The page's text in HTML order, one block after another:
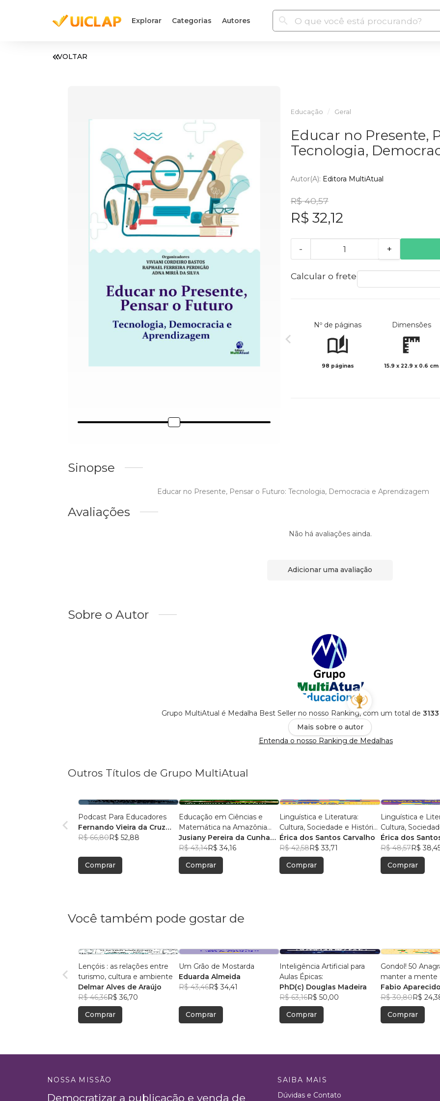
Explorar Categorias Autores
VOLTAR
Educação Geral
Educar no Presente,
Tecnologia,
Autor(a): Editora MultiAtual
R$ 40,57
R$ 32,12
- +
Calcular o frete
Nº de páginas
98 páginas
Dimensões
15.9 x 22.9 x 0.6 cm
Sinopse
Educar no Presente, Pensar o Futuro: Tecnologia, Democracia e Aprendizagem
Avaliações
Não há avaliações ainda.
Adicionar uma avaliação
Sobre o Autor
Grupo MultiAtual é Medalha Best Seller no nosso Ranking, com um total de
Mais sobre o autor
Entenda o nosso Ranking de Medalhas
Outros Títulos de Grupo MultiAtual
Podcast Para Educadores
Fernando Vieira da Cruz
(Fernandinho Cruz)
R$ 66,80R$ 52,88
Comprar
Educação em Ciências e
Matemática na Amazônia
Legal: Pesquisas e Práticas
Pedagógicas
Jusiany Pereira da Cunha
dos Santos
R$ 43,14R$ 34,16
Comprar
Linguística e Literatura:
Cultura, Sociedade e História
- Volume 2
Érica dos Santos Carvalho
R$ 42,58R$ 33,71
Comprar
Linguística e
Cultura,
Érica dos
R$ 48,57R$
Comprar
Você também pode gostar de
Lençóis : as relações entre
turismo, cultura e ambiente
Delmar Alves de Araújo
R$ 46,36R$ 36,70
Comprar
Um Grão de Mostarda
Eduarda Almeida
R$ 43,46R$ 34,41
Comprar
Inteligência Artificial para
Aulas Épicas:
PhD(c) Douglas Madeira
R$ 63,16R$ 50,00
Comprar
Gondol! 50
manter a mente
Fabio
R$ 30,80R$
Comprar
NOSSA MISSÃO
Democratizar a publicação e venda de
SAIBA MAIS
Dúvidas e Contato